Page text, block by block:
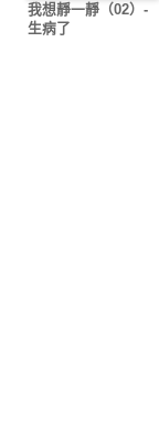
我想靜一靜（02）-
生病了